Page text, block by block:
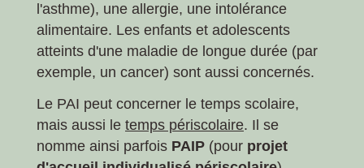
l'asthme), une allergie, une intolérance
alimentaire. Les enfants et adolescents
atteints d'une maladie de longue durée (par
exemple, un cancer) sont aussi concernés.
Le PAI peut concerner le temps scolaire,
mais aussi le temps périscolaire. Il se
nomme ainsi parfois PAIP (pour projet